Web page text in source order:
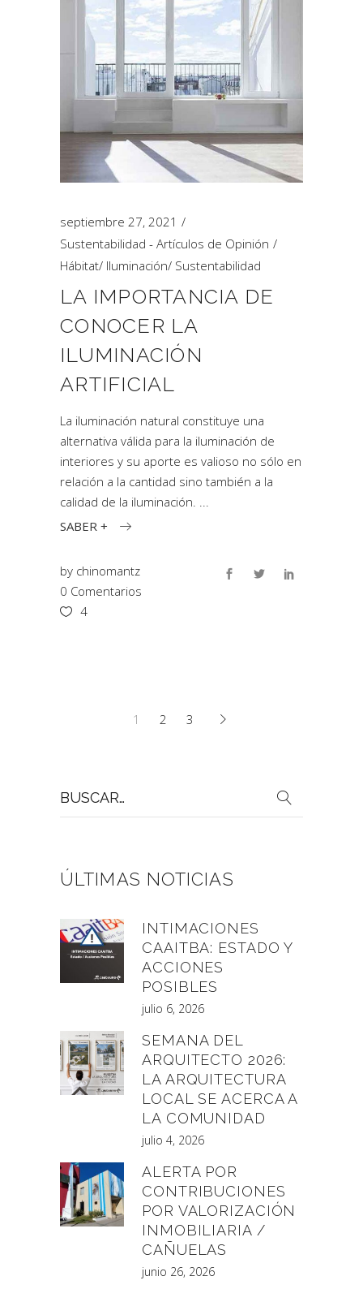
septiembre 27, 2021
Sustentabilidad - Artículos de Opinión
Hábitat/ Iluminación/ Sustentabilidad
LA IMPORTANCIA DE
CONOCER LA
ILUMINACIÓN
ARTIFICIAL
La iluminación natural constituye una
alternativa válida para la iluminación de
interiores y su aporte es valioso no sólo en
relación a la cantidad sino también a la
calidad de la iluminación.
SABER +
by chinomantz
0 Comentarios
4
1 2 3
por:
ÚLTIMAS NOTICIAS
INTIMACIONES
CAAITBA: ESTADO Y
ACCIONES
POSIBLES
julio 6, 2026
SEMANA DEL
ARQUITECTO 2026:
LA ARQUITECTURA
LOCAL SE ACERCA A
LA COMUNIDAD
julio 4, 2026
ALERTA POR
CONTRIBUCIONES
POR VALORIZACIÓN
INMOBILIARIA /
CAÑUELAS
junio 26, 2026